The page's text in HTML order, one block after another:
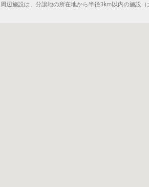
周辺施設は、分譲地の所在地から半径3km以内の施設